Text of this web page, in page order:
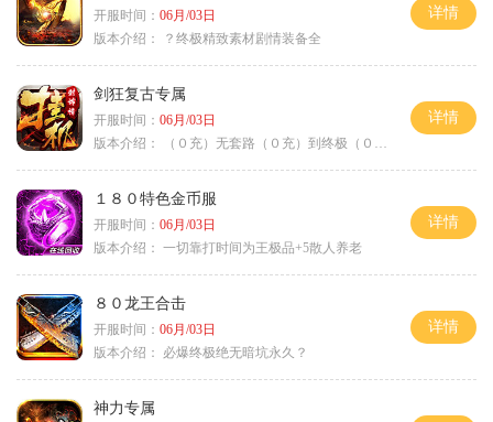
开服时间： 06月/03日
版本介绍：
？终极精致素材剧情装备全
详情
剑狂复古专属
开服时间： 06月/03日
版本介绍：
（０充）无套路（０充）到终极（０充）爽
详情
１８０特色金币服
开服时间： 06月/03日
版本介绍： 一切靠打时间为王极品+5散人养老
详情
８０龙王合击
开服时间： 06月/03日
版本介绍：
必爆终极绝无暗坑永久？
详情
神力专属